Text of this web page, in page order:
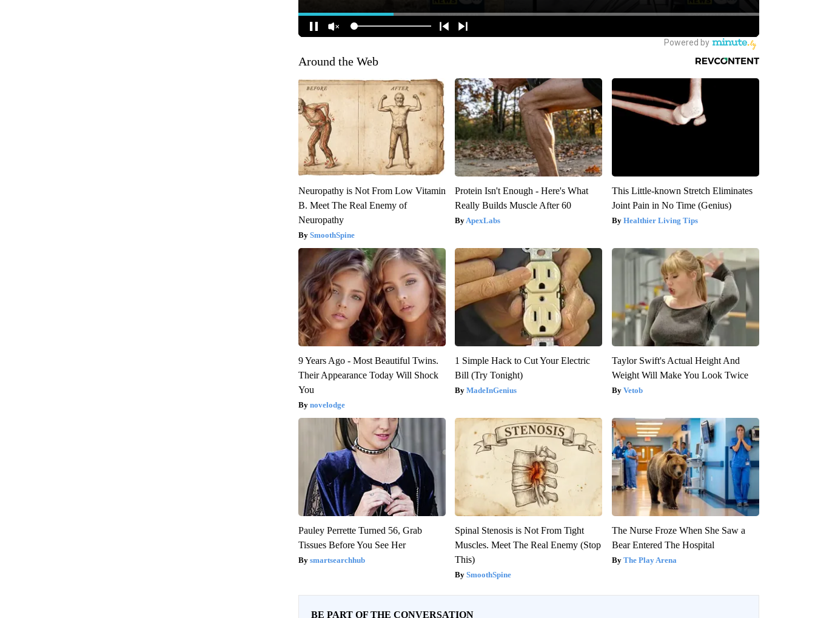
Around the Web
Neuropathy is Not From Low Vitamin
B. Meet The Real Enemy of
Neuropathy
SmoothSpine
Protein Isn't Enough - Here's What
Really Builds Muscle After 60
ApexLabs
This Little-known Stretch Eliminates
Joint Pain in No Time (Genius)
Healthier Living Tips
9 Years Ago - Most Beautiful Twins.
Their Appearance Today Will Shock
You
novelodge
1 Simple Hack to Cut Your Electric
Bill (Try Tonight)
MadeInGenius
Taylor Swift's Actual Height And
Weight Will Make You Look Twice
Vetob
Pauley Perrette Turned 56, Grab
Tissues Before You See Her
smartsearchhub
Spinal Stenosis is Not From Tight
Muscles. Meet The Real Enemy (Stop
This)
SmoothSpine
The Nurse Froze When She Saw a
Bear Entered The Hospital
The Play Arena
BE PART OF THE CONVERSATION